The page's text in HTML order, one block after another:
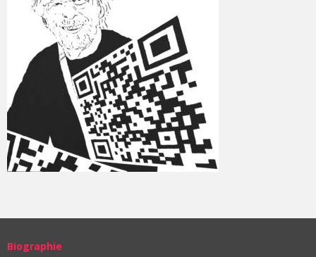
Biographie